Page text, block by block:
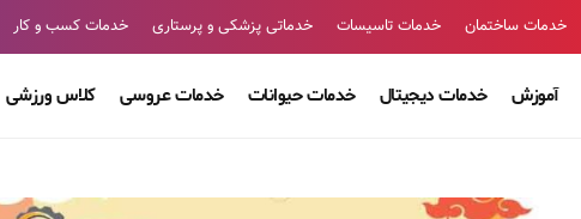
خدمات ساختمان خدمات تاسیسات خدماتی پزشکی و پرستاری خدمات کسب و کار
آموزش خدمات دیجیتال خدمات حیوانات خدمات عروسی کلاس ورزشی